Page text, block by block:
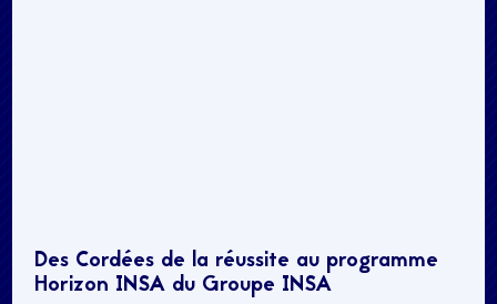
Des Cordées de la réussite au programme
Horizon INSA du Groupe INSA